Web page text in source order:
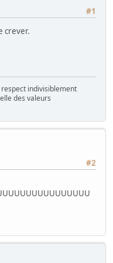
#1
crever.
indivisiblement
des valeurs
#2